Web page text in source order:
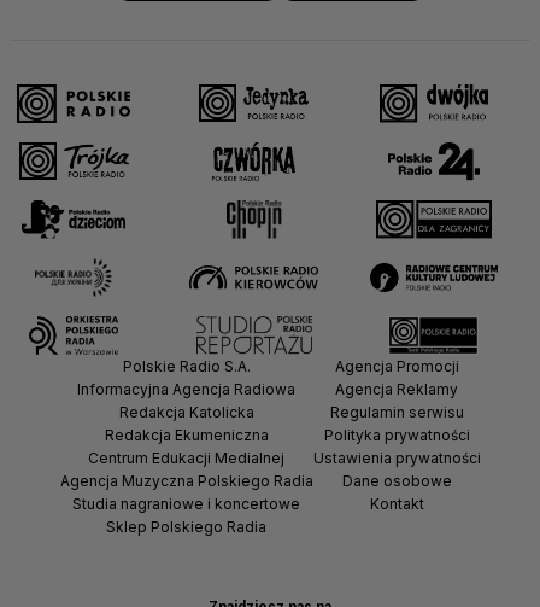
Polskie Radio S.A.
Informacyjna Agencja Radiowa
Redakcja Katolicka
Redakcja Ekumeniczna
Centrum Edukacji Medialnej
Agencja Muzyczna Polskiego Radia
Studia nagraniowe i koncertowe
Sklep Polskiego Radia
Agencja Promocji
Agencja Reklamy
Regulamin serwisu
Polityka prywatności
Ustawienia prywatności
Dane osobowe
Kontakt